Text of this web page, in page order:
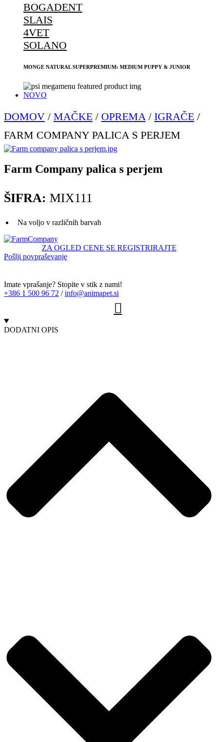
BOGADENT
SLAIS
4VET
SOLANO
MONGE NATURAL SUPERPREMIUM: MEDIUM PUPPY & JUNIOR
NOVO
DOMOV / MAČKE / OPREMA / IGRAČE /
FARM COMPANY PALICA S PERJEM
Farm Company palica s perjem
ŠIFRA: MIX111
Na voljo v različnih barvah
ZA OGLED CENE SE REGISTRIRAJTE
Pošlji povpraševanje
Imate vprašanje? Stopite v stik z nami!
+386 1 500 96 72 /info@animapet.si
DODATNI OPIS